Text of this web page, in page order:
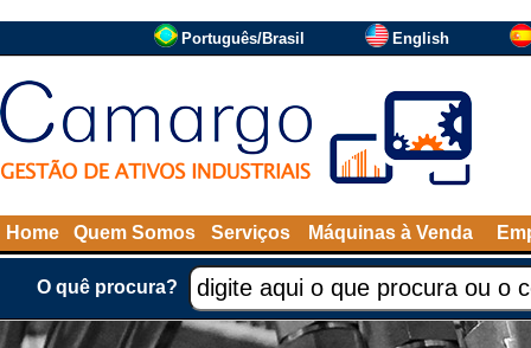
Português/Brasil English
Home Quem Somos Serviços Máquinas à Venda
O quê procura?